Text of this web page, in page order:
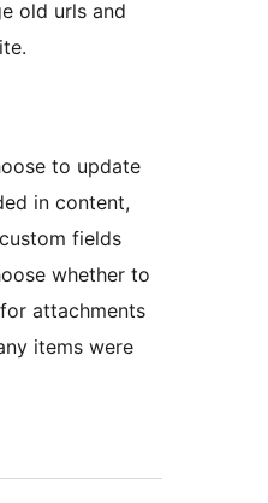
old urls and
to update
in content,
fields
whether to
attachments
items were